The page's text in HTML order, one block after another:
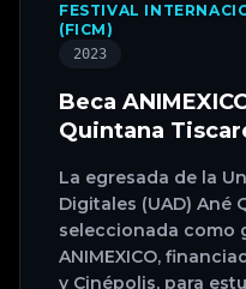
FESTIVAL
(FICM)
2023
Beca
Quintana
La egresada de la
Digitales (UAD) Ané
seleccionada como
ANIMEXICO,
y Cinépolis, para